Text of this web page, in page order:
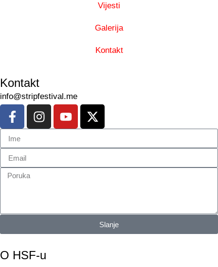
Vijesti
Galerija
Kontakt
Kontakt
info@stripfestival.me
Slanje
O HSF-u